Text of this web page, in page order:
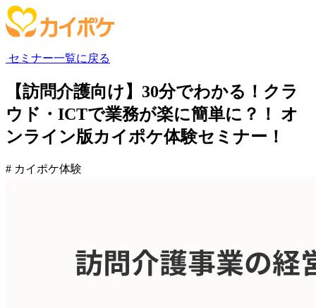
セミナー一覧に戻る
【訪問介護向け】30分でわかる！クラ
ウド・ICTで業務が楽に簡単に？！ オ
ンライン版カイポケ体験セミナー！
# カイポケ体験